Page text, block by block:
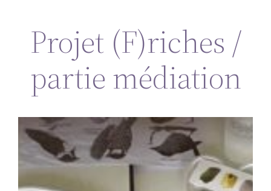
Projet (F)riches /
partie médiation